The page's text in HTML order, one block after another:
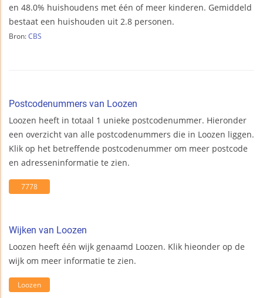
en 48.0% huishoudens met één of meer kinderen. Gemiddeld
bestaat een huishouden uit 2.8 personen.
Bron: CBS
Postcodenummers van Loozen
Loozen heeft in totaal 1 unieke postcodenummer. Hieronder
een overzicht van alle postcodenummers die in Loozen liggen.
Klik op het betreffende postcodenummer om meer postcode
en adresseninformatie te zien.
7778
Wijken van Loozen
Loozen heeft één wijk genaamd Loozen. Klik hieonder op de
wijk om meer informatie te zien.
Loozen